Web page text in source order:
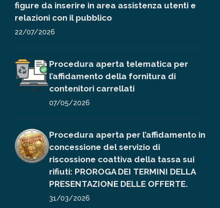
figure da inserire in area assistenza utenti e
relazioni con il pubblico
22/07/2026
Procedura aperta telematica per
l’affidamento della fornitura di
contenitori carrellati
07/05/2026
Procedura aperta per l’affidamento in
concessione del servizio di
riscossione coattiva della tassa sui
rifiuti: PROROGA DEI TERMINI DELLA
PRESENTAZIONE DELLE OFFERTE.
31/03/2026